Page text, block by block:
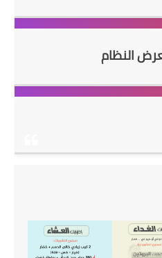
النظام